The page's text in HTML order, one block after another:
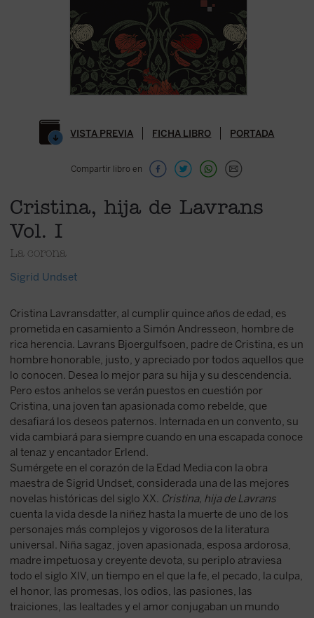
VISTA PREVIA FICHA LIBRO PORTADA
Compartir libro en
Cristina, hija de Lavrans
Vol. I
La corona
Sigrid Undset
Cristina Lavransdatter, al cumplir quince años de edad, es
prometida en casamiento a Simón Andresseon, hombre de
rica herencia. Lavrans Bjoergulfsoen, padre de Cristina, es un
hombre honorable, justo, y apreciado por todos aquellos que
lo conocen. Desea lo mejor para su hija y su descendencia.
Pero estos anhelos se verán puestos en cuestión por
Cristina, una joven tan apasionada como rebelde, que
desafiará los deseos paternos. Internada en un convento, su
vida cambiará para siempre cuando en una escapada conoce
al tenaz y encantador Erlend.
Sumérgete en el corazón de la Edad Media con la obra
maestra de Sigrid Undset, considerada una de las mejores
novelas históricas del siglo XX. Cristina, hija de Lavrans
cuenta la vida desde la niñez hasta la muerte de uno de los
personajes más complejos y vigorosos de la literatura
universal. Niña sagaz, joven apasionada, esposa ardorosa,
madre impetuosa y creyente devota, su periplo atraviesa
todo el siglo XIV, un tiempo en el que la fe, el pecado, la culpa,
el honor, las promesas, los odios, las pasiones, las
traiciones, las lealtades y el amor conjugaban un mundo